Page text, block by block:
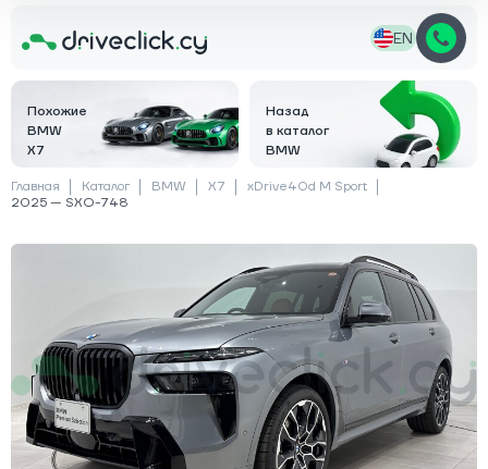
EN
Похожие
BMW
X7
Назад
в каталог
BMW
Главная Каталог BMW X7
xDrive40d M Sport
2025 — SXO-748